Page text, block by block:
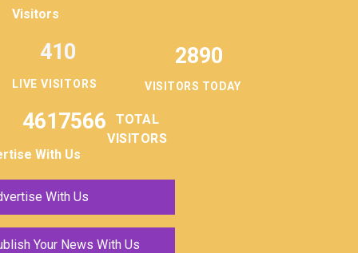
Visitors
LIVE VISITORS
410 2890
VISITORS TODAY
4617566
TOTAL
VISITORS
With Us
With Us
Your News With Us